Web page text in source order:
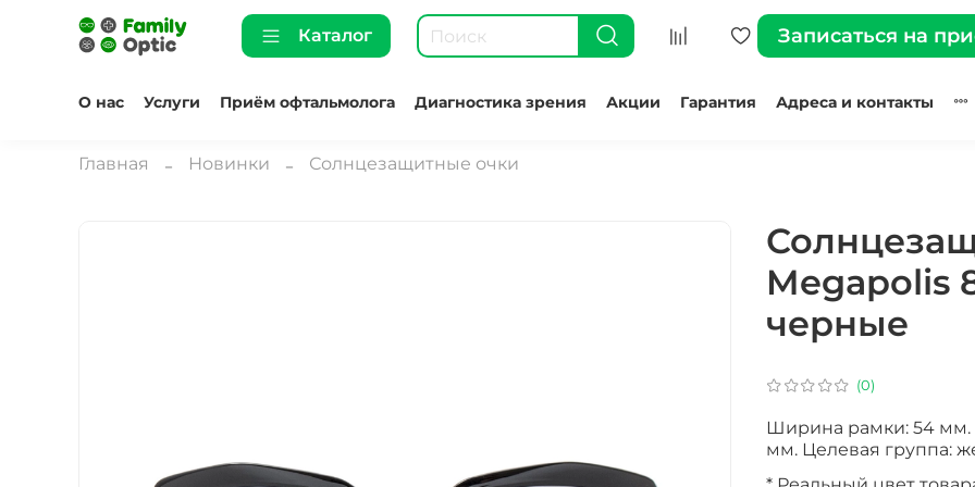
Каталог Записаться на
О нас Услуги Приём офтальмолога Диагностика зрения Акции Гарантия Адреса и контакты
Главная Новинки Солнцезащитные очки
(0)
Megapolis
черные
Ширина рамки: 54 мм.
мм. Целевая группа: